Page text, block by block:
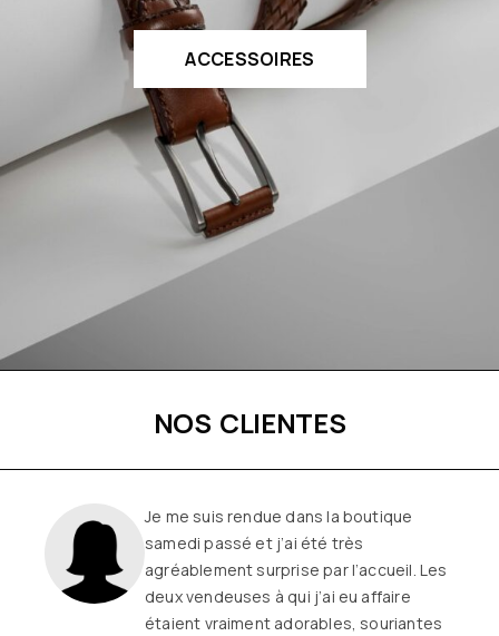
ACCESSOIRES
NOS CLIENTES
Je me suis rendue dans la boutique
samedi passé et j’ai été très
agréablement surprise par l’accueil. Les
deux vendeuses à qui j’ai eu affaire
étaient vraiment adorables, souriantes